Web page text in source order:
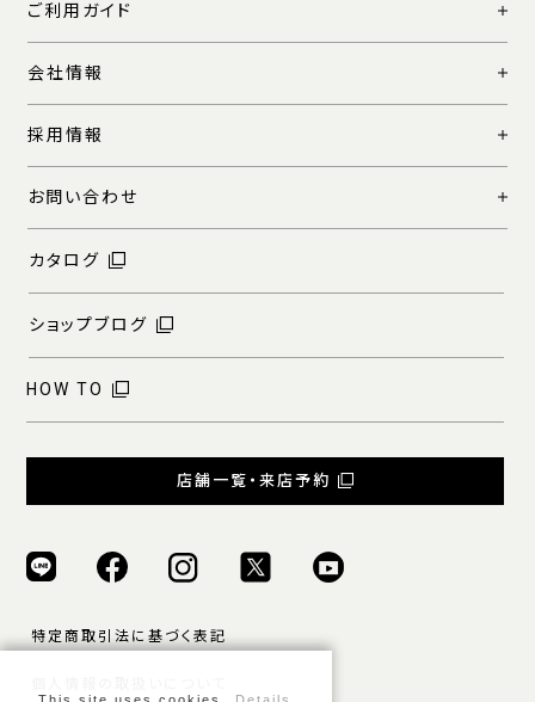
ご利用ガイド
会社情報
採用情報
お問い合わせ
カタログ
ショップブログ
HOW TO
店舗一覧・来店予約
特定商取引法に基づく表記